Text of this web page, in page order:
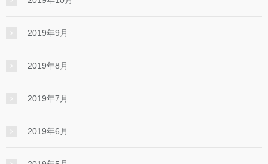
2019年9月
2019年8月
2019年7月
2019年6月